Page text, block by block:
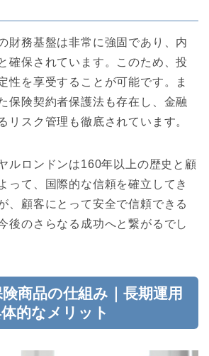
財務基盤は非常に強固であり、内
確保されています。このため、投
性を享受することが可能です。ま
保険契約者保護法も存在し、金融
リスク管理も徹底されています。
ルロンドンは160年以上の歴史と顧
って、国際的な信頼を確立してき
、顧客にとって安全で信頼できる
後のさらなる成功へと繋がるでし
商品の仕組み｜長期運用
的なメリット